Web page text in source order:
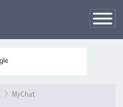
MyChat